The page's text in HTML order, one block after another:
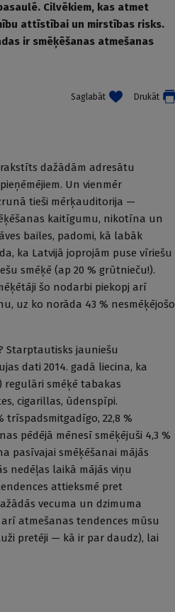
Cilvēkiem, kas atmet
attīstībai un mirstības risks.
ir smēķēšanas atmešanas
Saglabāt Drukāt
dažādām adresātu
Un vienmēr
tieši mērķauditorija —
kaitīgumu, nikotīna un
bailes, padomi, kā labāk
ka Latvijā joprojām puse vīriešu
smēķē (ap 20 % grūtnieču!).
šo nodarbi piekopj arī
uz ko norāda 43 % nesmēķējošo
Starptautisks jauniešu
dati 2014. gadā liecina, ka
regulāri smēķē tabakas
cigarillas, ūdenspīpi.
trīspadsmitgadīgo, 22,8 %
pēdējā mēnesī smēķējuši 4,3 %
pasīvajai smēķēšanai mājās
nedēļas laikā mājās viņu
attieksmē pret
vecuma un dzimuma
atmešanas tendences mūsu
pretēji — kā ir par daudz), lai